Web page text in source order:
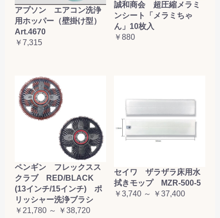
アプソン エアコン洗浄
用ホッパー（壁掛け型）
Art.4670
￥7,315
誠和商会 超圧縮メラミ
ンシート「メラミちゃ
ん」10枚入
￥880
ペンギン フレックスス
クラブ RED/BLACK
(13インチ/15インチ) ポ
リッシャー洗浄ブラシ
￥21,780 ～ ￥38,720
セイワ ザラザラ床用水
拭きモップ MZR-500-5
￥3,740 ～ ￥37,400